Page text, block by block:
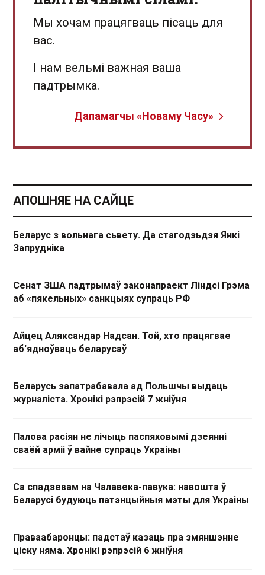
Мы хочам працягваць пісаць для
вас.
І нам вельмі важная ваша
падтрымка.
Дапамагчы «Новаму Часу»
АПОШНЯЕ НА САЙЦЕ
Беларус з вольнага сьвету. Да стагодзьдзя Янкі
Запрудніка
Сенат ЗША падтрымаў законапраект Ліндсі Грэма
аб «пякельных» санкцыях супраць РФ
Айцец Аляксандар Надсан. Той, хто працягвае
аб'ядноўваць беларусаў
Беларусь запатрабавала ад Польшчы выдаць
журналіста. Хронікі рэпрэсій 7 жніўня
Палова расіян не лічыць паспяховымі дзеянні
сваёй арміі ў вайне супраць Украіны
Са спадзевам на Чалавека-павука: навошта ў
Беларусі будуюць патэнцыйныя мэты для Украіны
Праваабаронцы: падстаў казаць пра змяншэнне
ціску няма. Хронікі рэпрэсій 6 жніўня